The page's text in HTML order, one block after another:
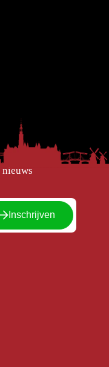
Inschrijven